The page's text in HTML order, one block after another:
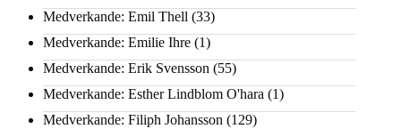
Medverkande: Emil Thell (33)
Medverkande: Emilie Ihre (1)
Medverkande: Erik Svensson (55)
Medverkande: Esther Lindblom O'hara (1)
Medverkande: Filiph Johansson (129)